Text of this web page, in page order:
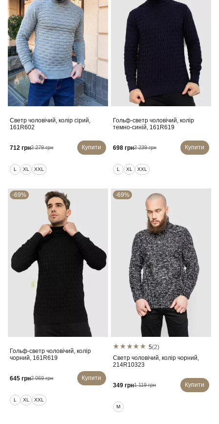
Светр чоловічий, колір сірий,
161R602
712 грн2 279 грн Купити
L XL XXL
Гольф-светр чоловічий, колір
темно-синій, 161R619
698 грн2 239 грн Купити
L XL XXL
-69%
Гольф-светр чоловічий, колір
чорний, 161R619
645 грн2 069 грн Купити
L XL XXL
-69%
5(2)
Светр чоловічий, колір чорний,
214R10323
349 грн1 119 грн Купити
M